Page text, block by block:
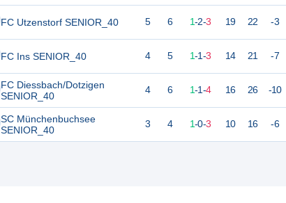
FC Utzenstorf SENIOR_40
FC Ins SENIOR_40
FC Diessbach/Dotzigen
SENIOR_40
SC Münchenbuchsee
SENIOR_40
5 6 1-2-3 19 22 -3
4 5 1-1-3 14 21 -7
4 6 1-1-4 16 26 -10
3 4 1-0-3 10 16 -6